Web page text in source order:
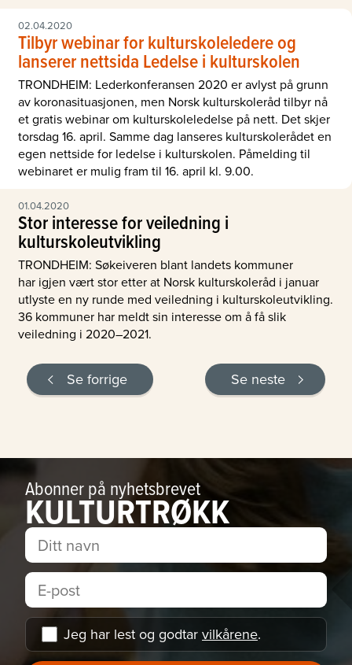
02.04.2020
Tilbyr webinar for kulturskoleledere og
lanserer nettsida Ledelse i kulturskolen
TRONDHEIM: Lederkonferansen 2020 er avlyst på grunn
av koronasituasjonen, men Norsk kulturskoleråd tilbyr nå
et gratis webinar om kulturskoleledelse på nett. Det skjer
torsdag 16. april. Samme dag lanseres kulturskolerådet en
egen nettside for ledelse i kulturskolen. Påmelding til
webinaret er mulig fram til 16. april kl. 9.00.
01.04.2020
Stor interesse for veiledning i
kulturskoleutvikling
TRONDHEIM: Søkeiveren blant landets kommuner
har igjen vært stor etter at Norsk kulturskoleråd i januar
utlyste en ny runde med veiledning i kulturskoleutvikling.
36 kommuner har meldt sin interesse om å få slik
veiledning i 2020–2021.
Se forrige Se neste
Abonner på nyhetsbrevet
KULTURTRØKK
Jeg har lest og godtar vilkårene.